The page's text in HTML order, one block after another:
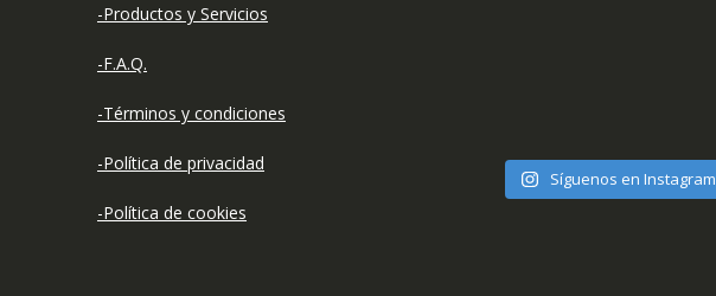
-Productos y Servicios
-F.A.Q.
-Términos y condiciones
-Política de privacidad
-Política de cookies
Síguenos en Instagram